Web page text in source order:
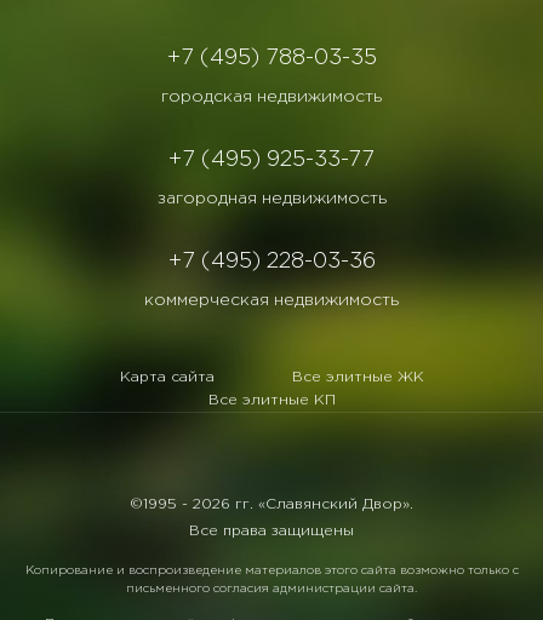
+7 (495) 788-03-35
городская недвижимость
+7 (495) 925-33-77
загородная недвижимость
+7 (495) 228-03-36
коммерческая недвижимость
Карта сайта
Все элитные ЖК
Все элитные КП
©1995 - 2026 гг. «Славянский Двор».
Все права защищены
Копирование и воспроизведение материалов этого сайта возможно только с
письменного согласия администрации сайта.